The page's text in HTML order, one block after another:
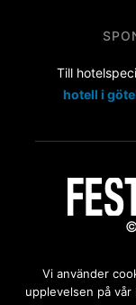
Till
hotell i
Kontakta
Vi använder
upplevelsen på